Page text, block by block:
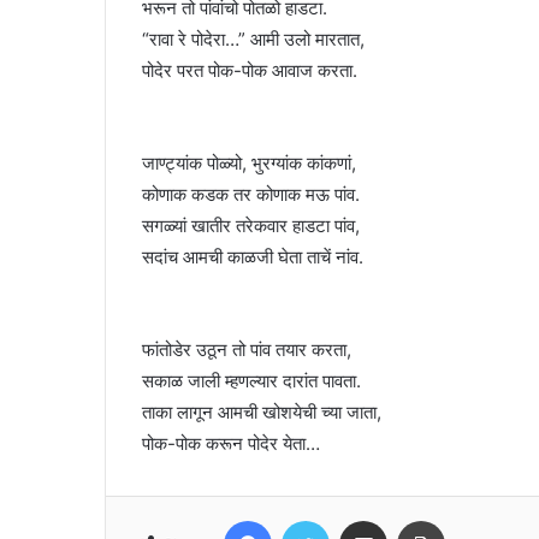
भरून तो पांवांचो पोतळो हाडटा.
“रावा रे पोदेरा…” आमी उलो मारतात,
पोदेर परत पोक-पोक आवाज करता.
जाण्ट्यांक पोळ्यो, भुरग्यांक कांकणां,
कोणाक कडक तर कोणाक मऊ पांव.
सगळ्यां खातीर तरेकवार हाडटा पांव,
सदांच आमची काळजी घेता ताचें नांव.
फांतोडेर उठून तो पांव तयार करता,
सकाळ जाली म्हणल्यार दारांत पावता.
ताका लागून आमची खोशयेची च्या जाता,
पोक-पोक करून पोदेर येता…
FacebookTwitter Share via Email